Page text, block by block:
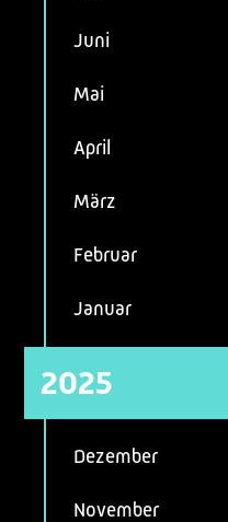
Juni
Mai
April
März
Februar
Januar
2025
Dezember
November